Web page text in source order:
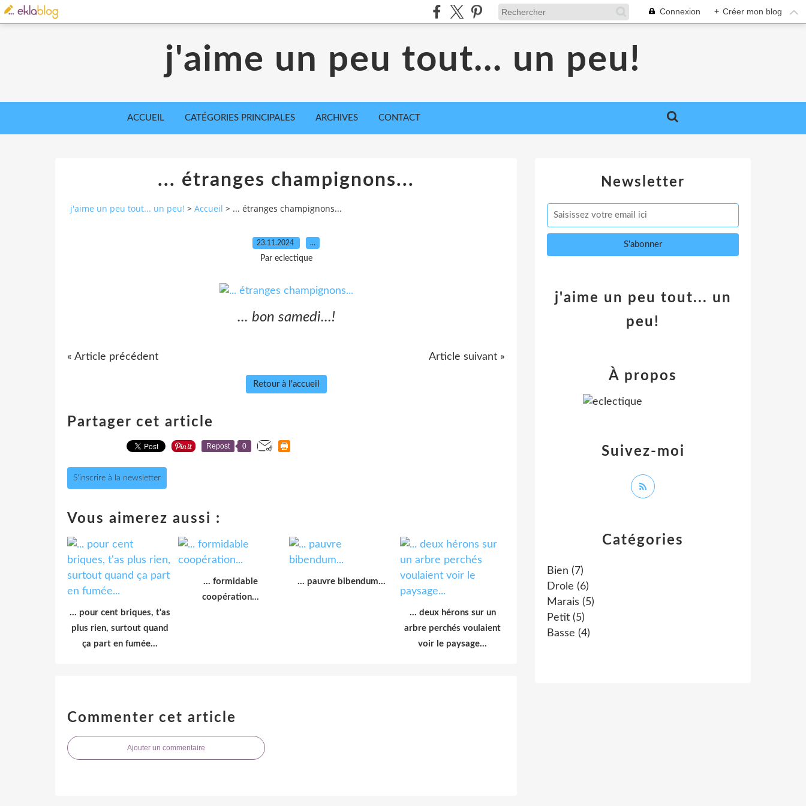
Connexion + Créer mon blog
j'aime un peu tout... un peu!
ACCUEIL CATÉGORIES PRINCIPALES ARCHIVES CONTACT
... étranges champignons...
j'aime un peu tout... un peu! > Accueil > ... étranges champignons...
23.11.2024 …
Par eclectique
... bon samedi...!
« Article précédent Article suivant »
Retour à l'accueil
Partager cet article
Repost 0
S'inscrire à la newsletter
Vous aimerez aussi :
... pour cent briques, t'as
plus rien, surtout quand
ça part en fumée...
... formidable
coopération...
... pauvre bibendum...
... deux hérons sur un
arbre perchés voulaient
voir le paysage...
Commenter cet article
Ajouter un commentaire
Newsletter
Catégories
Bien (7)
Drole (6)
Marais (5)
Petit (5)
Basse (4)
j'aime un peu tout... un
peu!
Suivez-moi
À propos